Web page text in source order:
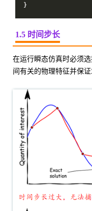
}
1.5 时间步长
在运行瞬态仿真时必须
间有关的物理特征并保证